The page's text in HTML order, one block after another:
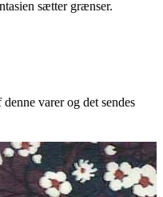
sætter grænser.
varer og det sendes